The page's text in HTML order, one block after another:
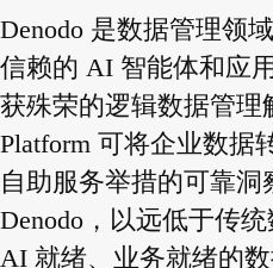
Denodo 是数据管理领
信赖的 AI 智能体和应
获殊荣的逻辑数据管理
Platform 可将企业数据
自助服务举措的可靠
Denodo，以远低于传
AI 就绪、业务就绪的